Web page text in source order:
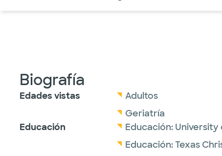
Biografía
Edades vistas
Adultos
Geriatría
Educación
Educación: University
Educación:Texas